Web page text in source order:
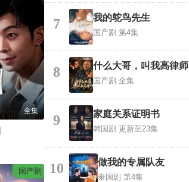
全集
国产剧
7 我的鸵鸟先生
国产剧 第4集
8 什么大哥，叫我高律师
国产剧 全集
9 家庭关系证明书
韩国剧 更新至23集
10 做我的专属队友
泰国剧 第4集